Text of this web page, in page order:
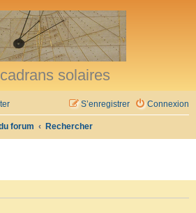
solaires
Connexion
S’enregistrer
forum Rechercher